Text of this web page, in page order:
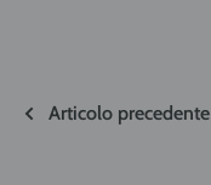
Articolo precedente